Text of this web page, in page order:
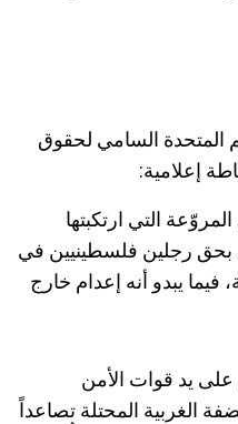
المتحدة السامي لحقوق
إعلامية:
التي ارتكبتها
بحق رجلين فلسطينيين في
فيما يبدو أنه إعدام خارج
يد قوات الأمن
الغربية المحتلة تصاعداً